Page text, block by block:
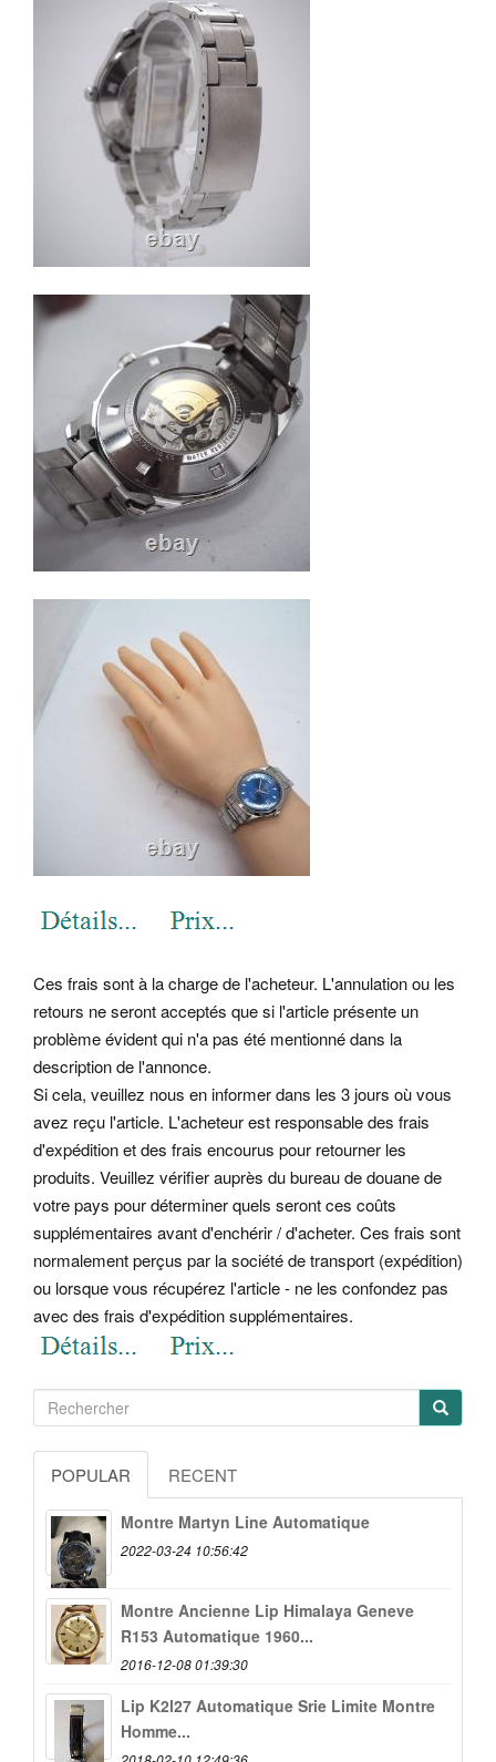
Ces frais sont à la charge de l'acheteur. L'annulation ou les
retours ne seront acceptés que si l'article présente un
problème évident qui n'a pas été mentionné dans la
description de l'annonce.
Si cela, veuillez nous en informer dans les 3 jours où vous
avez reçu l'article. L'acheteur est responsable des frais
d'expédition et des frais encourus pour retourner les
produits. Veuillez vérifier auprès du bureau de douane de
votre pays pour déterminer quels seront ces coûts
supplémentaires avant d'enchérir / d'acheter. Ces frais sont
normalement perçus par la société de transport (expédition)
ou lorsque vous récupérez l'article - ne les confondez pas
avec des frais d'expédition supplémentaires.
POPULAR RECENT
Montre Martyn Line Automatique
2022-03-24 10:56:42
Montre Ancienne Lip Himalaya Geneve
R153 Automatique 1960...
2016-12-08 01:39:30
Lip K2l27 Automatique Srie Limite Montre
Homme...